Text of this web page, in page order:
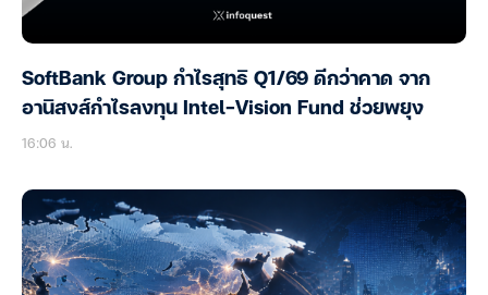
SoftBank Group กำไรสุทธิ Q1/69 ดีกว่าคาด จาก
อานิสงส์กำไรลงทุน Intel-Vision Fund ช่วยพยุง
16:06 น.